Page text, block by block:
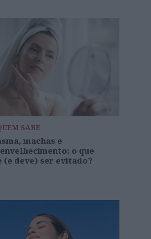
SABE
machas e
o que
(e deve) ser evitado?